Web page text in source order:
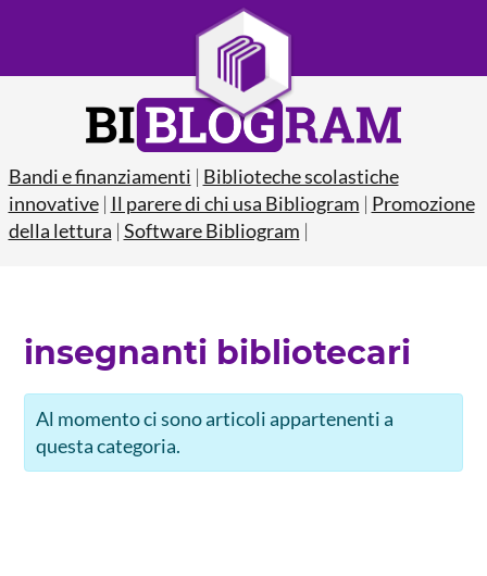
Bandi e finanziamenti | Biblioteche scolastiche
innovative| Il parere di chi usa Bibliogram | Promozione
della lettura | Software Bibliogram |
insegnanti bibliotecari
Al momento ci sono articoli appartenenti a
questa categoria.